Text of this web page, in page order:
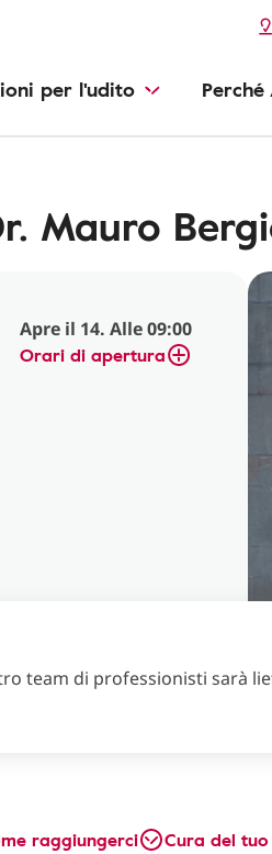
per l'udito
Mauro
Apre il 14. Alle 09:00
Orari di apertura
team di professionisti sarà
raggiungerci Cura del